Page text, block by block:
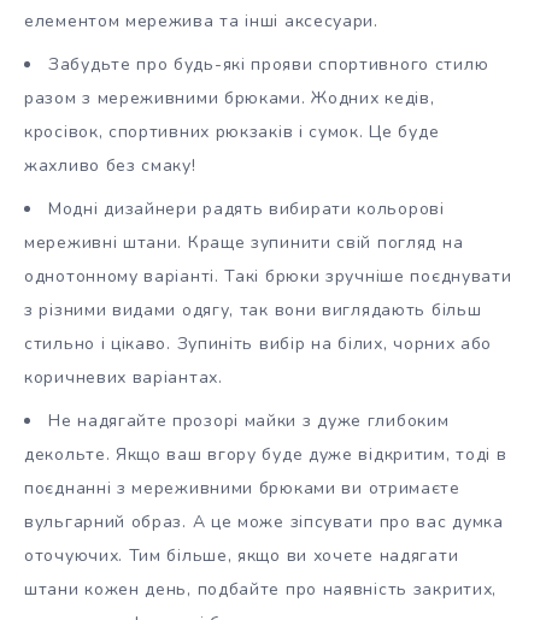
елементом мережива та інші аксесуари.
Забудьте про будь-які прояви спортивного стилю
разом з мереживними брюками. Жодних кедів,
кросівок, спортивних рюкзаків і сумок. Це буде
жахливо без смаку!
Модні дизайнери радять вибирати кольорові
мереживні штани. Краще зупинити свій погляд на
однотонному варіанті. Такі брюки зручніше поєднувати
з різними видами одягу, так вони виглядають більш
стильно і цікаво. Зупиніть вибір на білих, чорних або
коричневих варіантах.
Не надягайте прозорі майки з дуже глибоким
декольте. Якщо ваш вгору буде дуже відкритим, тоді в
поєднанні з мереживними брюками ви отримаєте
вульгарний образ. А це може зіпсувати про вас думка
оточуючих. Тим більше, якщо ви хочете надягати
штани кожен день, подбайте про наявність закритих,